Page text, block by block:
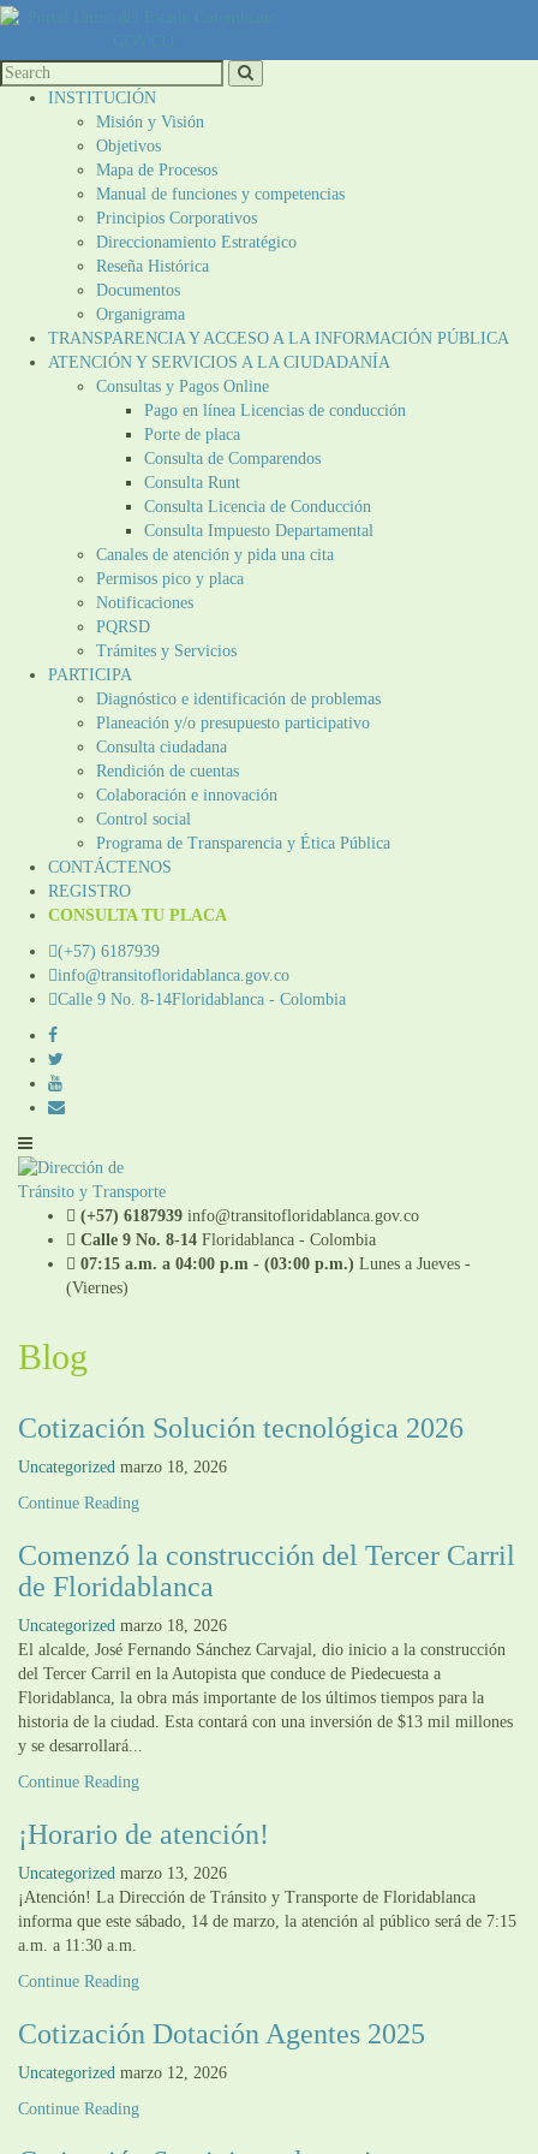
INSTITUCIÓN
Misión y Visión
Objetivos
Mapa de Procesos
Manual de funciones y competencias
Principios Corporativos
Direccionamiento Estratégico
Reseña Histórica
Documentos
Organigrama
TRANSPARENCIA Y ACCESO A LA INFORMACIÓN PÚBLICA
ATENCIÓN Y SERVICIOS A LA CIUDADANÍA
Consultas y Pagos Online
Pago en línea Licencias de conducción
Porte de placa
Consulta de Comparendos
Consulta Runt
Consulta Licencia de Conducción
Consulta Impuesto Departamental
Canales de atención y pida una cita
Permisos pico y placa
Notificaciones
PQRSD
Trámites y Servicios
PARTICIPA
Diagnóstico e identificación de problemas
Planeación y/o presupuesto participativo​
Consulta ciudadana
Rendición de cuentas
Colaboración e innovación
Control social
Programa de Transparencia y Ética Pública
CONTÁCTENOS
REGISTRO
CONSULTA TU PLACA
(+57) 6187939
info@transitofloridablanca.gov.co
Calle 9 No. 8-14Floridablanca - Colombia
(+57) 6187939 info@transitofloridablanca.gov.co
Calle 9 No. 8-14 Floridablanca - Colombia
07:15 a.m. a 04:00 p.m - (03:00 p.m.) Lunes a Jueves -
(Viernes)
Blog
Cotización Solución tecnológica 2026
Uncategorized marzo 18, 2026
Continue Reading
Comenzó la construcción del Tercer Carril
de Floridablanca
Uncategorized marzo 18, 2026
El alcalde, José Fernando Sánchez Carvajal, dio inicio a la construcción
del Tercer Carril en la Autopista que conduce de Piedecuesta a
Floridablanca, la obra más importante de los últimos tiempos para la
historia de la ciudad. Esta contará con una inversión de $13 mil millones
y se desarrollará...
Continue Reading
¡Horario de atención!
Uncategorized marzo 13, 2026
¡Atención! La Dirección de Tránsito y Transporte de Floridablanca
informa que este sábado, 14 de marzo, la atención al público será de 7:15
a.m. a 11:30 a.m.
Continue Reading
Cotización Dotación Agentes 2025
Uncategorized marzo 12, 2026
Continue Reading